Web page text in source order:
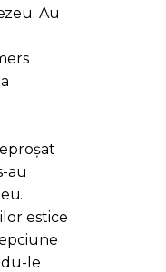
Au
au
estice
le